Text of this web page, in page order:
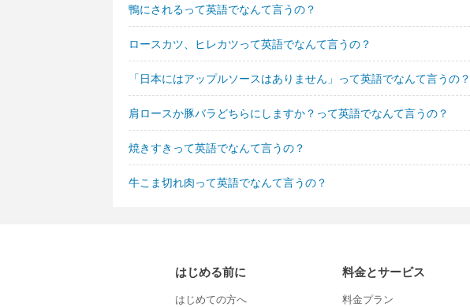
鴨にされるって英語でなんて言うの？
ロースカツ、ヒレカツって英語でなんて言うの？
「日本にはアップルソースはありません」って英語でなんて言うの？
肩ロースか豚バラどちらにしますか？って英語でなんて言うの？
焼きすきって英語でなんて言うの？
牛こま切れ肉って英語でなんて言うの？
はじめる前に
はじめての方へ
料金とサービス
料金プラン